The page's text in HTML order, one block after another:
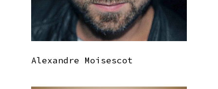
Alexandre Moisescot